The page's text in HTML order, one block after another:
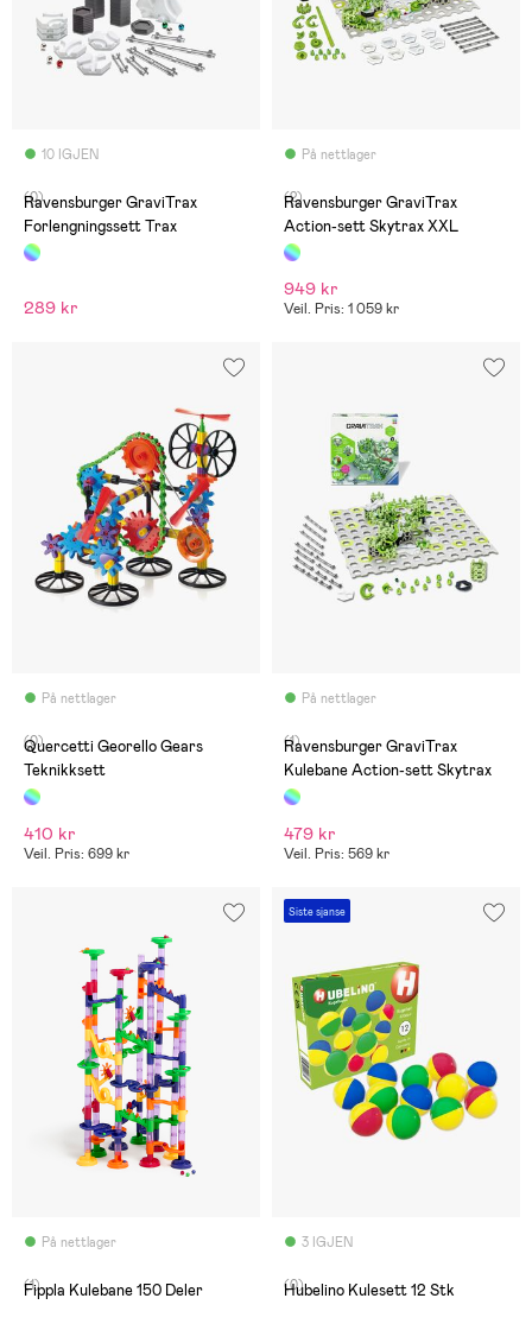
10 IGJEN
(0)
Ravensburger GraviTrax
Forlengningssett Trax
289 kr
På nettlager
(2)
Ravensburger GraviTrax
Action-sett Skytrax XXL
949 kr
Veil. Pris: 1 059 kr
På nettlager
(0)
Quercetti Georello Gears
Teknikksett
410 kr
Veil. Pris: 699 kr
På nettlager
(1)
Ravensburger GraviTrax
Kulebane Action-sett Skytrax
479 kr
Veil. Pris: 569 kr
På nettlager
(1)
Fippla Kulebane 150 Deler
Siste sjanse
3 IGJEN
(0)
Hubelino Kulesett 12 Stk